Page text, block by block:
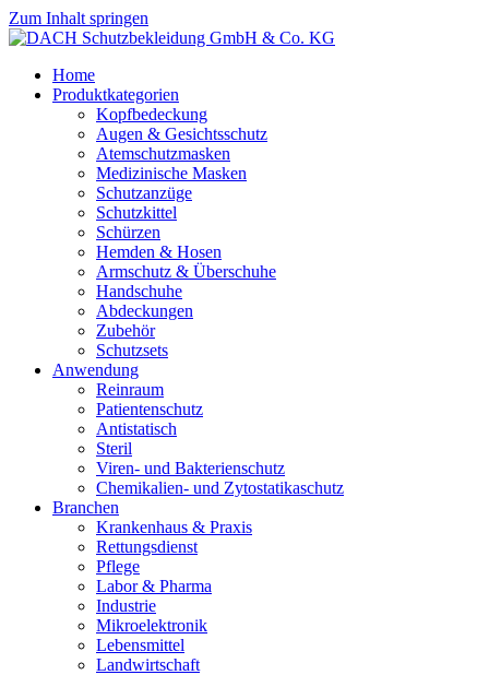
Zum Inhalt springen
Home
Produktkategorien
Kopfbedeckung
Augen & Gesichtsschutz
Atemschutzmasken
Medizinische Masken
Schutzanzüge
Schutzkittel
Schürzen
Hemden & Hosen
Armschutz & Überschuhe
Handschuhe
Abdeckungen
Zubehör
Schutzsets
Anwendung
Reinraum
Patientenschutz
Antistatisch
Steril
Viren- und Bakterienschutz
Chemikalien- und Zytostatikaschutz
Branchen
Krankenhaus & Praxis
Rettungsdienst
Pflege
Labor & Pharma
Industrie
Mikroelektronik
Lebensmittel
Landwirtschaft